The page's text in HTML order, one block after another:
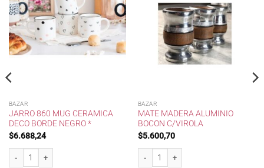
BAZAR
JARRO 860 MUG CERAMICA
DECO BORDE NEGRO *
$6.688,24
Jarro 860 Mug Ceramica Deco Borde Negro * cantidad
BAZAR
MATE MADERA ALUMINIO
BOCON C/VIROLA
$5.600,70
Mate Madera Aluminio Bocon c/Virola